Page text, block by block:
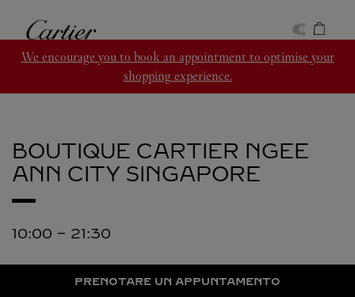
Cartier
We encourage you to book an appointment to optimise your
shopping experience.
BOUTIQUE CARTIER NGEE
ANN CITY SINGAPORE
10:00 - 21:30
PRENOTARE UN APPUNTAMENTO